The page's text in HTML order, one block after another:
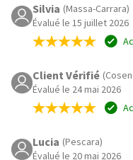
Silvia (Massa-Carrara)
Évalué le 15 juillet 2026
Client Vérifié
Évalué le 24 mai 2026
Lucia (Pescara)
Évalué le 20 mai 2026